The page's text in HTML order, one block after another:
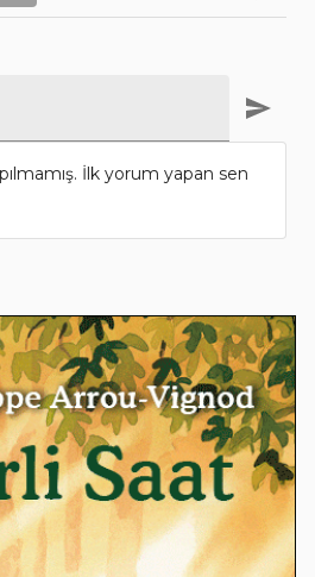
İlk yorum yapan sen